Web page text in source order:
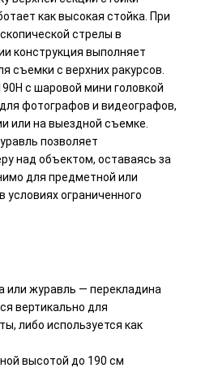
как высокая стойка. При
стрелы в
конструкция выполняет
съемки с верхних ракурсов.
с шаровой мини головкой
фотографов и видеографов,
или на выездной съемке.
позволяет
над объектом, оставаясь за
для предметной или
условиях ограниченного
или журавль — перекладина
вертикально для
либо используется как
высотой до 190 см